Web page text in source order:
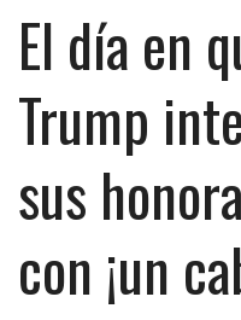
El día en
Trump
sus
con ¡un